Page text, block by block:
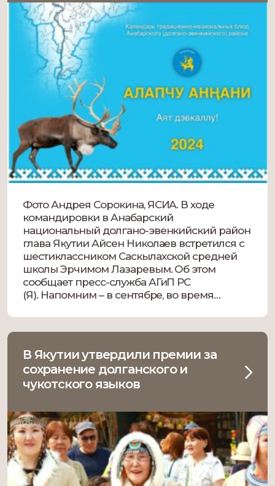
Фото Андрея Сорокина, ЯСИА. В ходе
командировки в Анабарский
национальный долгано-эвенкийский район
глава Якутии Айсен Николаев встретился с
шестиклассником Саскылахской средней
школы Эрчимом Лазаревым. Об этом
сообщает пресс-служба АГиП РС
(Я). Напомним – в сентябре, во время
и рассказал о подключении села Саскылах к
высокоскоростному интернету, пригласил
В Якутии утвердили премии за
сохранение долганского и
чукотского языков